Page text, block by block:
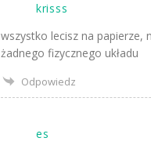
krisss
wszystko lecisz na papierze,
żadnego fizycznego układu
Odpowiedz
es